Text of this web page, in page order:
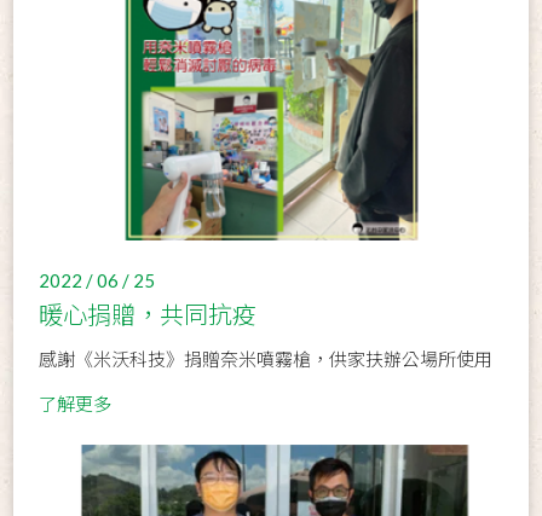
2022 / 06 / 25
暖心捐贈，共同抗疫
感謝《米沃科技》捐贈奈米噴霧槍，供家扶辦公場所使用
了解更多